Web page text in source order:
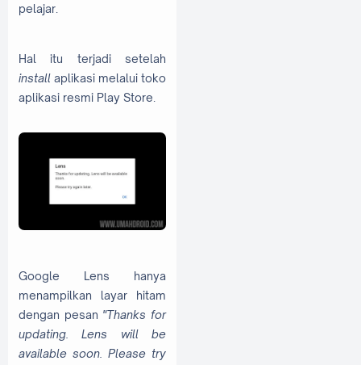
pelajar.
Hal itu terjadi setelah
install aplikasi melalui toko
aplikasi resmi Play Store.
Google Lens hanya
menampilkan layar hitam
dengan pesan "Thanks for
updating. Lens will be
available soon. Please try